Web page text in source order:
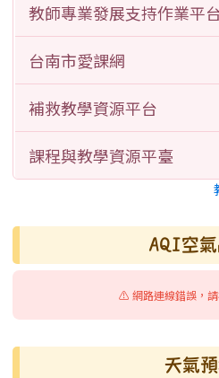
教師專業發展支持作業平
台南市愛課網
補救教學資源平台
課程與教學資源平臺
AQI空
⚠️ 網路連線錯誤，
天氣